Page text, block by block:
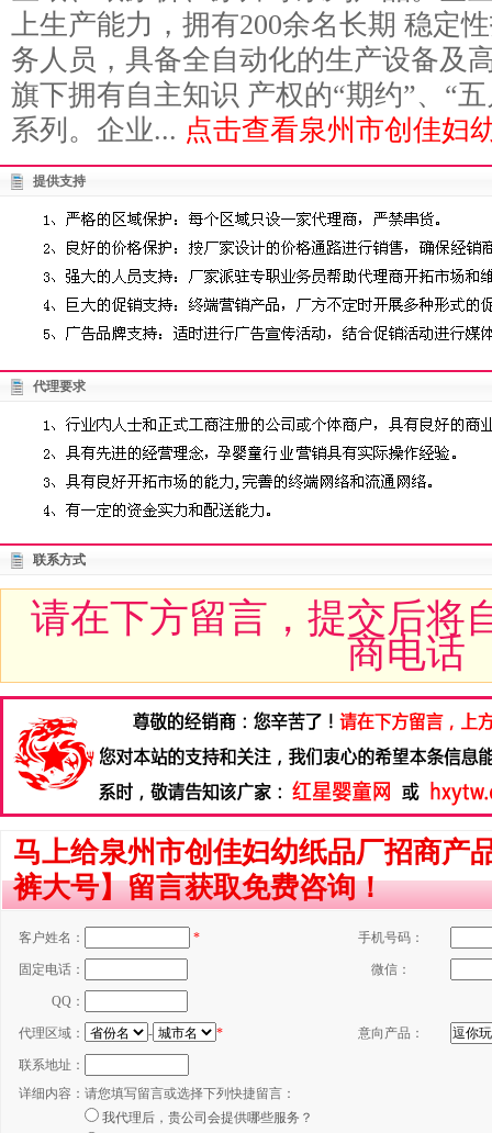
上生产能力，拥有200余名长期 稳定
务人员，具备全自动化的生产设备及
旗下拥有自主知识 产权的“期约”、“
系列。企业... 点击查看泉州市创佳妇
提供支持
代理要求
联系方式
请在下方留言，提交后将
商电话
马上给泉州市创佳妇幼纸品厂招商产
裤大号】留言获取免费咨询！
客户姓名： * 手机号码：
固定电话： 微信：
QQ：
代理区域： - * 意向产品：
联系地址：
详细内容： 请您填写留言或选择下列快捷留言：
我代理后，贵公司会提供哪些服务？